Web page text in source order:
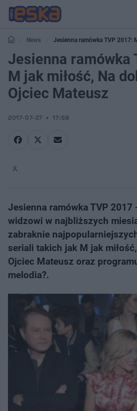
News
Jesienna ramówka TVP 2017:
Ojciec Mateusz
Jesienna ramówka
M jak miłość, Na
Ojciec Mateusz
2017-07-27 17:58
Jesienna ramówka TVP 2017
widzowi w najbliższych
zabraknie
seriali takich jak M jak
Ojciec Mateusz oraz
melodia?.